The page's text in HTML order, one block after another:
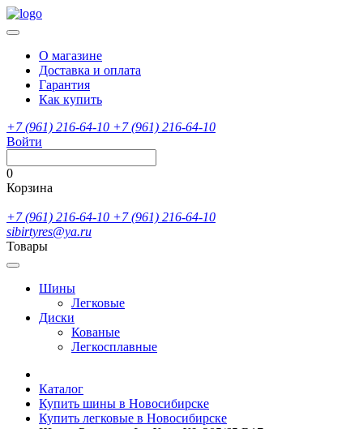
О магазине
Доставка и оплата
Гарантия
Как купить
+7 (961) 216-64-10 +7 (961) 216-64-10
Войти
0
Корзина
+7 (961) 216-64-10 +7 (961) 216-64-10
sibirtyres@ya.ru
Товары
Шины
Легковые
Диски
Кованые
Легкосплавные
Каталог
Купить шины в Новосибирске
Купить легковые в Новосибирске